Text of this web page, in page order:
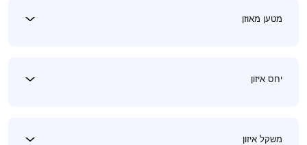
מטען מאוזן
יחס איזון
משקל איזון